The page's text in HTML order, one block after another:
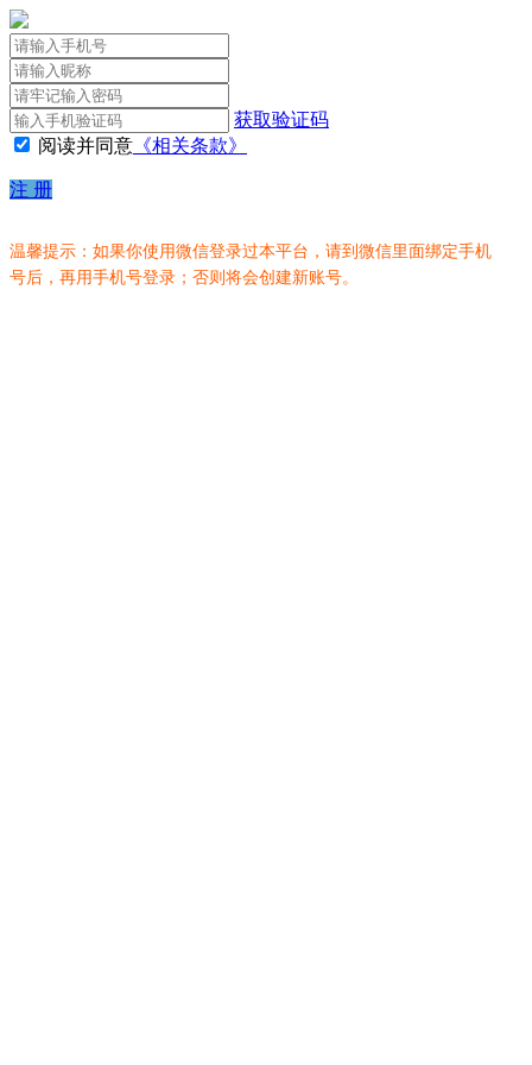
获取验证码
阅读并同意 《相关条款》
注 册
温馨提示：如果你使用微信登录过本平台，请到微信里面绑定手机
号后，再用手机号登录；否则将会创建新账号。